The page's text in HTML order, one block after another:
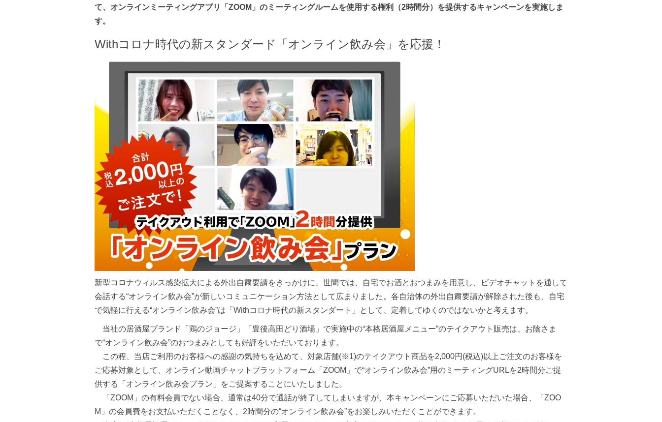
て、オンラインミーティングアプリ「ZOOM」のミーティングルームを使用する権利（2時間分）を提供するキャンペーンを実施しま
す。
Withコロナ時代の新スタンダード「オンライン飲み会」を応援！
新型コロナウィルス感染拡大による外出自粛要請をきっかけに、世間では、自宅でお酒とおつまみを用意し、ビデオチャットを通して
会話する“オンライン飲み会”が新しいコミュニケーション方法として広まりました。各自治体の外出自粛要請が解除された後も、自宅
で気軽に行える“オンライン飲み会”は「Withコロナ時代の新スタンダート」として、定着してゆくのではないかと考えます。
当社の居酒屋ブランド「鶏のジョージ」「豊後高田どり酒場」で実施中の“本格居酒屋メニュー”のテイクアウト販売は、お陰さま
で“オンライン飲み会”のおつまみとしても好評をいただいております。
この程、当店ご利用のお客様への感謝の気持ちを込めて、対象店舗(※1)のテイクアウト商品を2,000円(税込)以上ご注文のお客様を
ご応募対象として、オンライン動画チャットプラットフォーム「ZOOM」で“オンライン飲み会”用のミーティングURLを2時間分ご提
供する「オンライン飲み会プラン」をご提案することにいたしました。
「ZOOM」の有料会員でない場合、通常は40分で通話が終了してしまいますが、本キャンペーンにご応募いただいた場合、「ZOO
M」の会員費をお支払いただくことなく、2時間分の“オンライン飲み会”をお楽しみいただくことができます。